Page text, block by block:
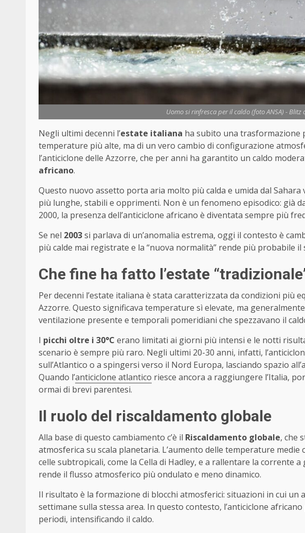
Uomo si rinfresca per il caldo (foto ANSA) -
Negli ultimi decenni l’estate italiana ha subito una trasformazione
temperature più alte, ma di un vero cambio di configurazione
l’anticiclone delle Azzorre, che per anni ha garantito un caldo
africano.
Questo nuovo assetto porta aria molto più calda e umida dal
più lunghe, stabili e opprimenti. Non è un fenomeno episodico: già
2000, la presenza dell’anticiclone africano è diventata sempre più
Se nel 2003si parlava di un’anomalia estrema, oggi il contesto è
più calde mai registrate e la “nuova normalità” rende più probabile
Che fine ha fatto l’estate
Per decenni l’estate italiana è stata caratterizzata da condizioni più
Azzorre. Questo significava temperature sì elevate, ma
ventilazione presente e temporali pomeridiani che spezzavano il
I picchi oltre i 30°C erano limitati ai giorni più intensi e le notti
scenario è sempre più raro. Negli ultimi 20-30 anni, infatti,
sull’Atlantico o a spingersi verso il Nord Europa, lasciando spazio
Quando l’anticiclone atlantico riesce ancora a raggiungere l’Italia,
ormai di brevi parentesi.
Il ruolo del riscaldamento globale
Alla base di questo cambiamento c’è il Riscaldamento globale, che
atmosferica su scala planetaria. L’aumento delle temperature
celle subtropicali, come la Cella di Hadley, e a rallentare la corrente
rende il flusso atmosferico più ondulato e meno dinamico.
Il risultato è la formazione di blocchi atmosferici: situazioni in cui
settimane sulla stessa area. In questo contesto, l’anticiclone
periodi, intensificando il caldo.